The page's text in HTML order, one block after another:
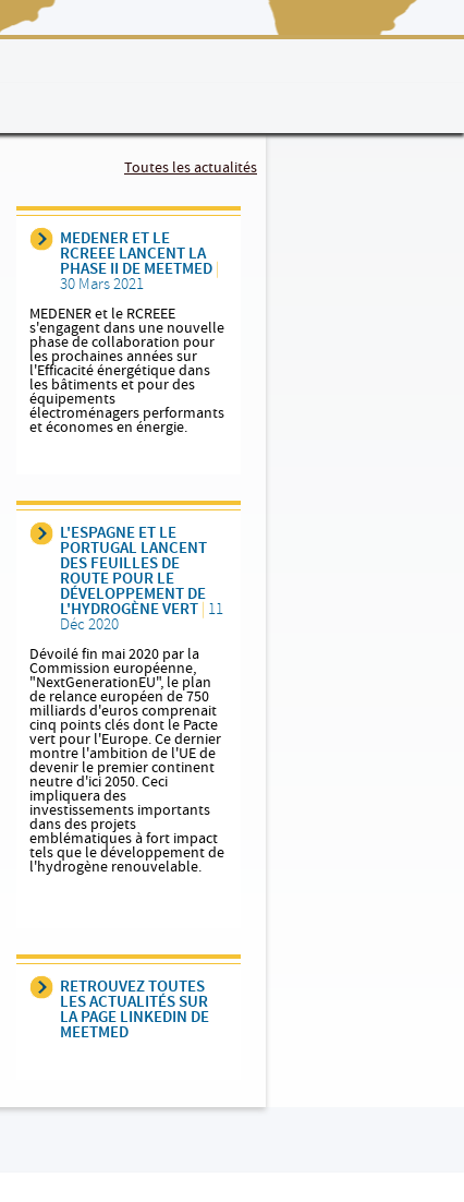
Toutes les actualités
MEDENER ET LE
RCREEE LANCENT LA
PHASE II DE MEETMED |
30 Mars 2021
MEDENER et le RCREEE
s'engagent dans une nouvelle
phase de collaboration pour
les prochaines années sur
l'Efficacité énergétique dans
les bâtiments et pour des
équipements
électroménagers performants
et économes en énergie.
L'ESPAGNE ET LE
PORTUGAL LANCENT
DES FEUILLES DE
ROUTE POUR LE
DÉVELOPPEMENT DE
L'HYDROGÈNE VERT | 11
Déc 2020
Dévoilé fin mai 2020 par la
Commission européenne,
"NextGenerationEU", le plan
de relance européen de 750
milliards d'euros comprenait
cinq points clés dont le Pacte
vert pour l'Europe. Ce dernier
montre l'ambition de l'UE de
devenir le premier continent
neutre d'ici 2050. Ceci
impliquera des
investissements importants
dans des projets
emblématiques à fort impact
tels que le développement de
l'hydrogène renouvelable.
RETROUVEZ TOUTES
LES ACTUALITÉS SUR
LA PAGE LINKEDIN DE
MEETMED